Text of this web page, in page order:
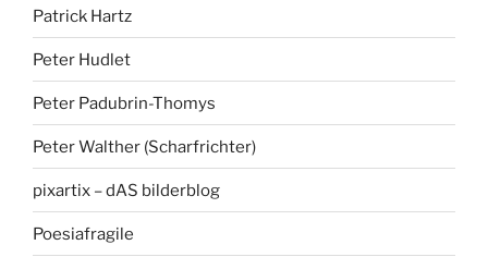
Patrick Hartz
Peter Hudlet
Peter Padubrin-Thomys
Peter Walther (Scharfrichter)
pixartix – dAS bilderblog
Poesiafragile